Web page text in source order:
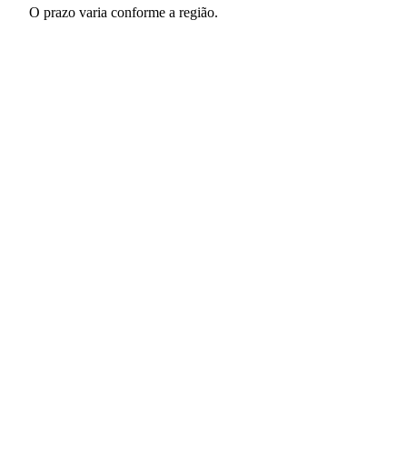
O prazo varia conforme a região.